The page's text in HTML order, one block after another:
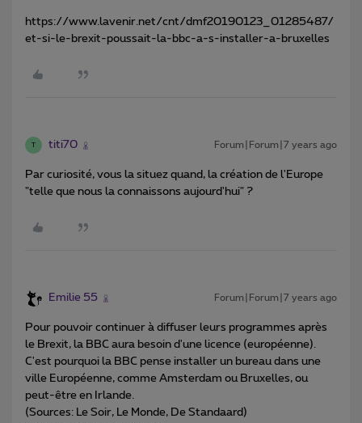
https://www.lavenir.net/cnt/dmf20190123_01285487/
et-si-le-brexit-poussait-la-bbc-a-s-installer-a-bruxelles
T titi70 Forum|Forum|7 years ago
Par curiosité, vous la situez quand, la création de l'Europe
"telle que nous la connaissons aujourd'hui" ?
Emilie 55 Forum|Forum|7 years ago
Pour pouvoir continuer à diffuser leurs programmes après
le Brexit, la BBC aura besoin d'une licence (européenne).
C'est pourquoi la BBC pense installer un bureau dans une
ville Européenne, comme Amsterdam ou Bruxelles, ou
peut-être en Irlande.
(Sources: Le Soir, Le Monde, De Standaard)